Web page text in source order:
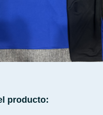
producto: